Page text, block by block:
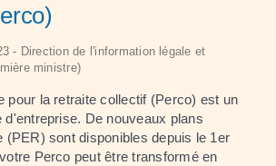
- Direction de l'information légale et
ministre)
pour la retraite collectif (Perco) est un
d'entreprise. De nouveaux plans
(PER) sont disponibles depuis le 1er
Perco peut être transformé en